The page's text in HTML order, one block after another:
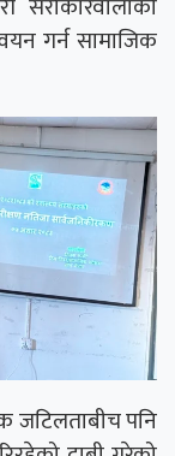
गर्न सामाजिक
जटिलताबीच पनि